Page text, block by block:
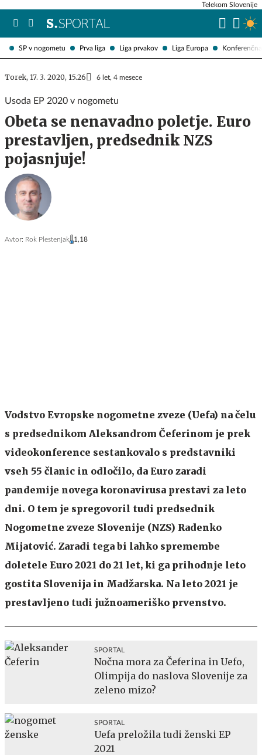
SP v nogometu Prva liga Liga prvakov Liga Europa
Telekom Slovenije
Torek, 17. 3. 2020, 15.26 6 let, 4 mesece
Usoda EP 2020 v nogometu
Obeta se nenavadno poletje. Euro
prestavljen, predsednik NZS
pojasnjuje!
Avtor: Rok Plestenjak 1,18
Vodstvo Evropske nogometne zveze (Uefa) na čelu
s predsednikom Aleksandrom Čeferinom je prek
videokonference sestankovalo s predstavniki
vseh 55 članic in odločilo, da Euro zaradi
pandemije novega koronavirusa prestavi za leto
dni. O tem je spregovoril tudi predsednik
Nogometne zveze Slovenije (NZS) Radenko
Mijatović. Zaradi tega bi lahko spremembe
doletele Euro 2021 do 21 let, ki ga prihodnje leto
gostita Slovenija in Madžarska. Na leto 2021 je
prestavljeno tudi južnoameriško prvenstvo.
SPORTAL
Nočna mora za Čeferina in Uefo,
Olimpija do naslova Slovenije za
zeleno mizo?
SPORTAL
Uefa preložila tudi ženski EP
2021